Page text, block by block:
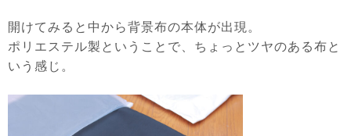
開けてみると中から背景布の本体が出現。
ポリエステル製ということで、ちょっとツヤのある布と
いう感じ。